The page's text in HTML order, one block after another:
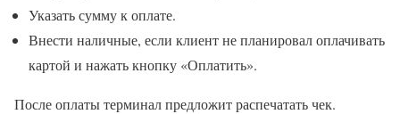
Указать сумму к оплате.
Внести наличные, если клиент не планировал оплачивать
картой и нажать кнопку «Оплатить».
После оплаты терминал предложит распечатать чек.